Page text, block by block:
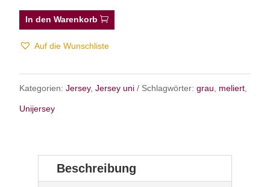
In den Warenkorb
Auf die Wunschliste
Kategorien:Jersey,Jersey uni Schlagwörter:grau meliert
Unijersey
Beschreibung